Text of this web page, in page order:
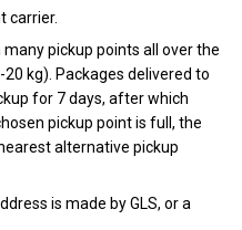
carrier.
pickup points all over the
kg). Packages delivered to
for 7 days, after which
pickup point is full, the
alternative pickup
is made by GLS, or a